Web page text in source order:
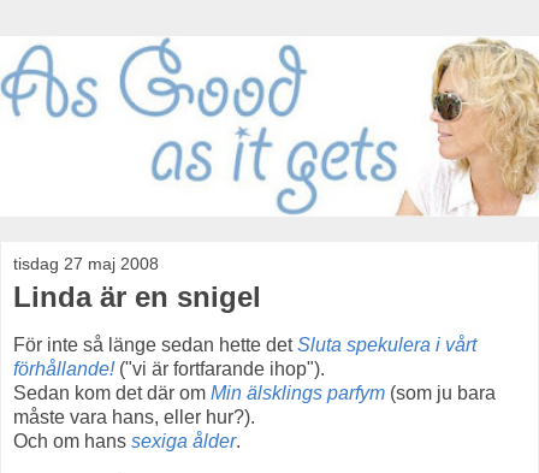
tisdag 27 maj 2008
Linda är en snigel
För inte så länge sedan hette detSluta spekulera i vårt
förhållande!("vi är fortfarande ihop").
Sedan kom det där om Min älsklings parfym (som ju bara
måste vara hans, eller hur?).
Och om hans sexiga ålder.